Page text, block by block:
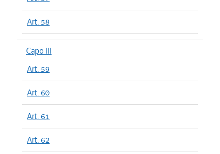
Art. 58
Capo III
Art. 59
Art. 60
Art. 61
Art. 62